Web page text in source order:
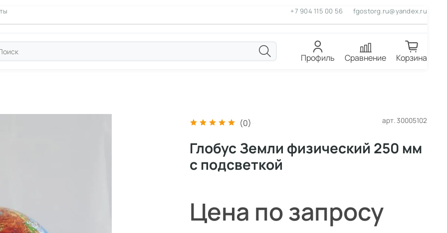
+7 904 115 00 56 fgostorg.ru@yandex.ru
Профиль Сравнение Корзина
(0) арт.30005102
Глобус Земли физический 250 мм
с подсветкой
Цена по запросу